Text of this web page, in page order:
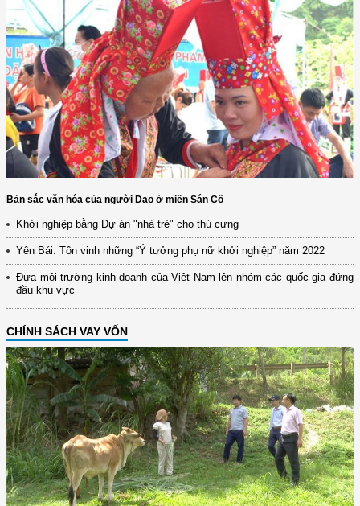
Bản sắc văn hóa của người Dao ở miền Sán Cố
Khởi nghiệp bằng Dự án "nhà trẻ" cho thú cưng
Yên Bái: Tôn vinh những “Ý tưởng phụ nữ khởi nghiệp” năm 2022
Đưa môi trường kinh doanh của Việt Nam lên nhóm các quốc gia đứng
đầu khu vực
CHÍNH SÁCH VAY VỐN